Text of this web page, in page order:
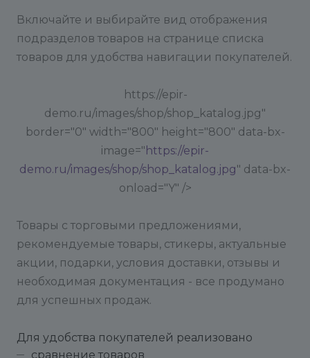
Включайте и выбирайте вид отображения
подразделов товаров на странице списка
товаров для удобства навигации покупателей.
https://epir-
demo.ru/images/shop/shop_katalog.jpg"
border="0" width="800" height="800" data-bx-
image=" https://epir-
demo.ru/images/shop/shop_katalog.jpg" data-bx-
onload="Y" />
Товары с торговыми предложениями,
рекомендуемые товары, стикеры, актуальные
акции, подарки, условия доставки, отзывы и
необходимая документация - все продумано
для успешных продаж.
Для удобства покупателей реализовано
сравнение товаров